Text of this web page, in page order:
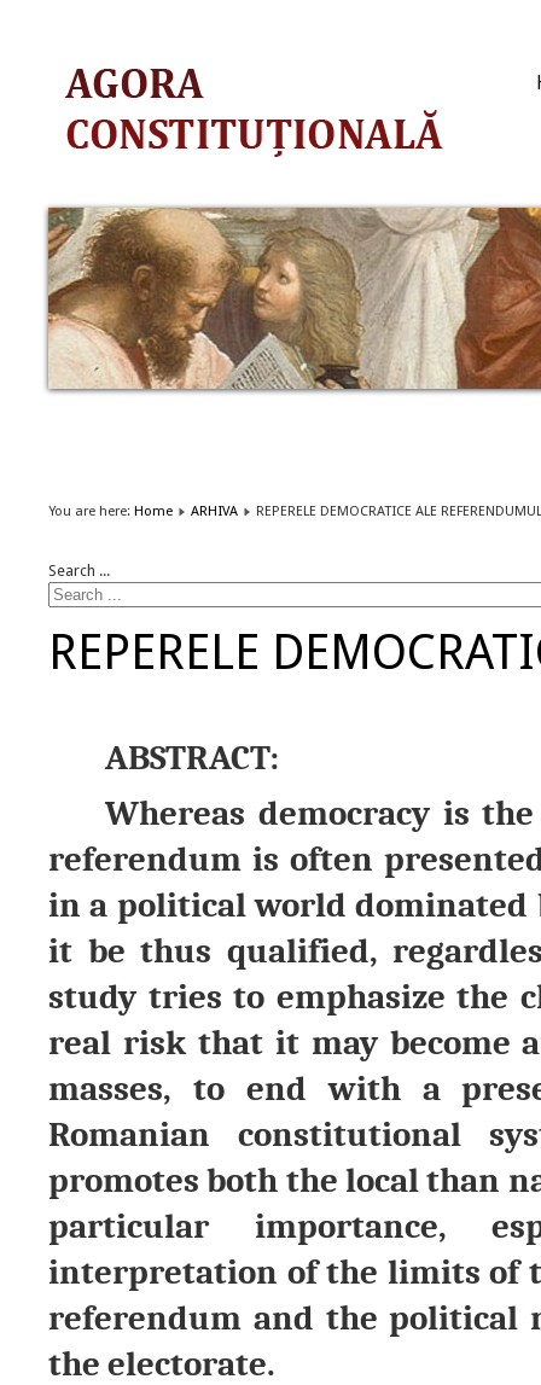
You are here: Home ARHIVA REPERELE DEMOCRATICE ALE
Search ...
REPERELE
ABSTRACT:
Whereas democracy is
referendum is often
in a political world dominated
it be thus qualified,
study tries to emphasize the
real risk that it may become
masses, to end with a
Romanian constitutional
promotes both the local than
particular importance,
interpretation of the limits of
referendum and the political
the electorate.